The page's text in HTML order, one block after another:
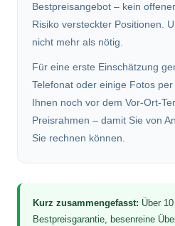
Bestpreisangebot – kein
Risiko versteckter Positionen.
nicht mehr als nötig.
Für eine erste Einschätzung
Telefonat oder einige Fotos
Ihnen noch vor dem Vor-Ort-
Preisrahmen – damit Sie von
Sie rechnen können.
Kurz zusammengefasst: Über
Bestpreisgarantie, besenreine